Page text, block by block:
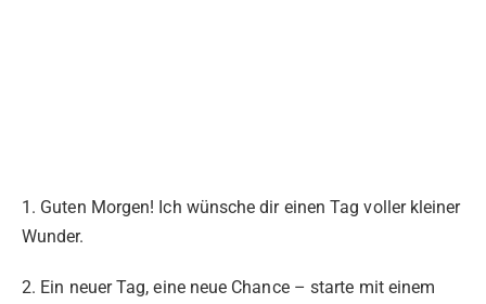
1. Guten Morgen! Ich wünsche dir einen Tag voller kleiner
Wunder.
2. Ein neuer Tag, eine neue Chance – starte mit einem